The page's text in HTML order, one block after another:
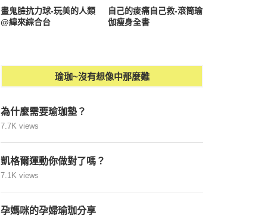
畫鬼臉抗力球-玩美的人類
@緯來綜合台
自己的痠痛自己救-滾筒瑜
伽瘦身全書
瑜珈~沒有想像中那麼難
為什麼需要瑜珈墊？
7.7K views
凱格爾運動你做對了嗎？
7.1K views
孕媽咪的孕婦瑜珈分享